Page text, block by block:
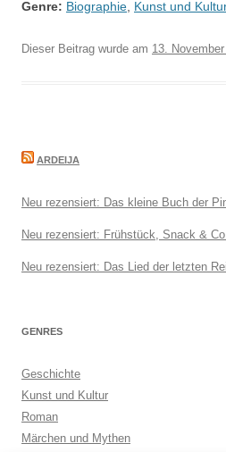
Genre: Biographie Kunst und
Dieser Beitrag wurde am 13.
ARDEIJA
Neu rezensiert: Das kleine Buch der
Neu rezensiert: Frühstück, Snack &
Neu rezensiert: Das Lied der letzten
GENRES
Geschichte
Kunst und Kultur
Roman
Märchen und Mythen